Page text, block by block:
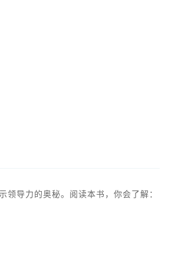
导力的奥秘。阅读本书，你会了解：